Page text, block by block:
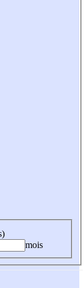
mois